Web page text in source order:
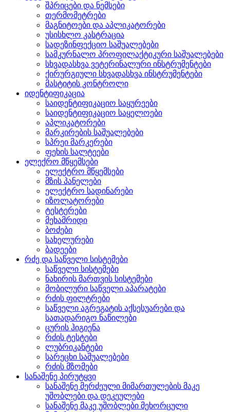
შპრიცები და ნემსები
თერმომეტრები
მაგნიტოები და აპლიკატორები
უსისხლო კასტრაცია
სადეზინფექციო საშუალებები
სამკურნალო პროფილაქტიკური საშუალებები
სხვადასხვა ვეტერინალური ინსტრუმენტები
ქირურგიული სხვადასხვა ინსტრუმენტები
მასტიტის კონტროლი
იდენტიფიკაცია
საიდენტიფიკაციო საყურეები
საიდენტიფიკაციო საყელოები
აპლიკატორები
მარკირების საშუალებები
სპრეი მარკერები
ფეხის სალტეები
ელექრო მწყემსები
ელექტრო მწყემსები
მზის პანელები
ელექტრო სადინარები
იზოლატორები
ტესტერები
მეხამრიდი
ბოძები
სახელურები
ბადეები
რძე და საწველი სისტემები
საწველი სისტემები
ნახირის მართვის სისტემები
მობილური საწველი აპარატები
რძის ფილტრები
საწველი აგრეგატის აქსესუარები და
სათადარიგო ნაწილები
ცურის ჰიგიენა
რძის ტესტები
ლუბრიკანტები
სარეცხი საშუალებები
რძის მზომები
სანაშენე პირუტყვი
სანაშენე მერძეული მიმართულების მაკე
უშობლები და დეკეულები
სანაშენე მაკე უშობლები მეხორცული